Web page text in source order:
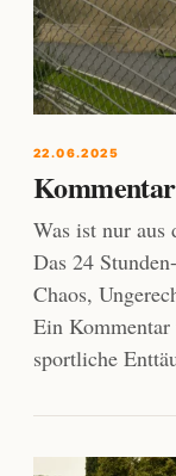
22.06.2025
Was ist nur aus
Das 24
Chaos,
Ein
sportliche